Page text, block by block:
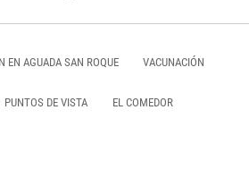
EN AGUADA SAN ROQUE VACUNACIÓN
PUNTOS DE VISTA EL COMEDOR